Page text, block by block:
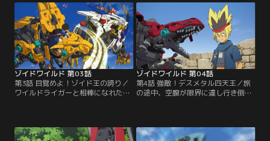
団のリーダー・ベーコンだった。彼
らの目的は、ゾイドの王と呼ばれる
ワイルドライガー。再び森に入った
アラシは、その伝説のライオン種ワ
イルドライガーと遭遇する！【提
供：バンダイチャンネル】
め、様々な方法でワイルドライガー
にアタックするが一蹴されてしま
う。見かねたベーコンがゾイドとの
向き合い方を教える。そんな時デス
メタルが再び村を襲ってきた。【提
供：バンダイチャンネル】
ゾイドワイルド 第03話
第3話 目覚めよ！ゾイド王の誇り／
ワイルドライガーと相棒になれたア
イドの特性を理解し、ワイルドライ
ゾイドワイルド 第04話
第4話 強敵！デスメタル四天王／旅
の途中、空腹が限界に達し行き倒れ
ーの捕獲”だった。目的を知ったア